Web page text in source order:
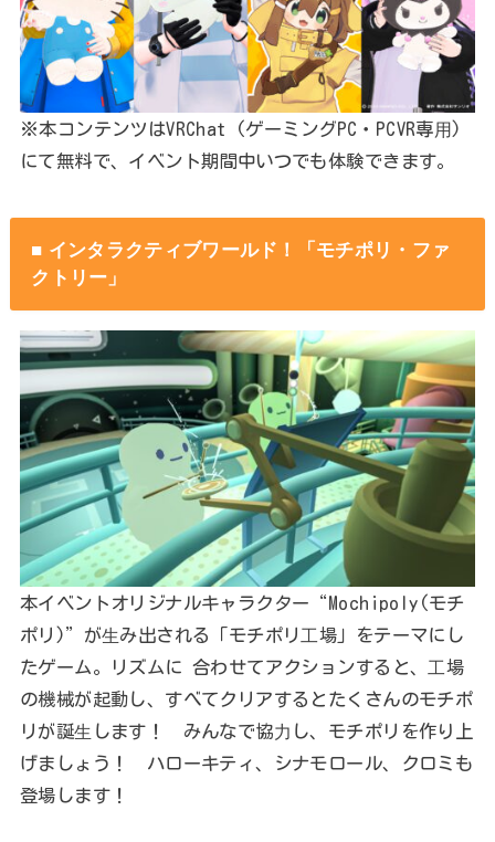
※本コンテンツはVRChat (ゲーミングPC・PCVR専⽤)
にて無料で、イベント期間中いつでも体験できます。
■ インタラクティブワールド！「モチポリ・ファ
クトリー」
本イベントオリジナルキャラクター“Mochipoly(モチ
ポリ)”が⽣み出される「モチポリ⼯場」をテーマにし
たゲーム。リズムに 合わせてアクションすると、⼯場
の機械が起動し、すべてクリアするとたくさんのモチポ
リが誕⽣します！ みんなで協⼒し、モチポリを作り上
げましょう！ ハローキティ、シナモロール、クロミも
登場します！